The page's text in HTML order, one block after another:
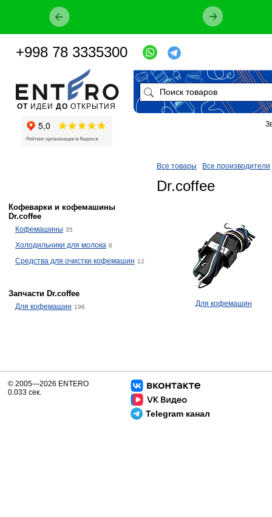
Все товары Все производители
Dr.coffee
Для кофемашин
Кофеварки и кофемашины
Dr.coffee
Кофемашины 35
Холодильники для молока 6
Средства для очистки кофемашин 12
Запчасти Dr.coffee
Для кофемашин 196
ОТ ИДЕИ ДО ОТКРЫТИЯ
+998 78 3335300
Telegram канал
© 2005—2026 ENTERO
0.033 сек.